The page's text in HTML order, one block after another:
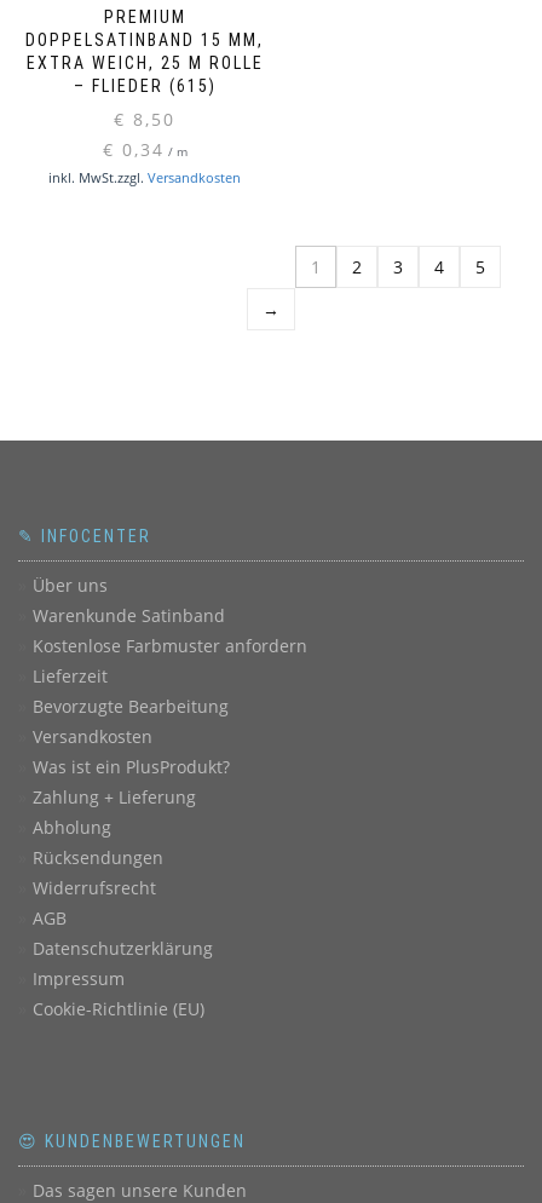
PREMIUM
DOPPELSATINBAND 15 MM,
EXTRA WEICH, 25 M ROLLE
– FLIEDER (615)
€ 8,50
€ 0,34 / m
inkl. MwSt.zzgl. Versandkosten
1 2 3 4
5
→
✎ INFOCENTER
Über uns
Warenkunde Satinband
Kostenlose Farbmuster anfordern
Lieferzeit
Bevorzugte Bearbeitung
Versandkosten
Was ist ein PlusProdukt?
Zahlung + Lieferung
Abholung
Rücksendungen
Widerrufsrecht
AGB
Datenschutzerklärung
Impressum
Cookie-Richtlinie (EU)
😍 KUNDENBEWERTUNGEN
Das sagen unsere Kunden